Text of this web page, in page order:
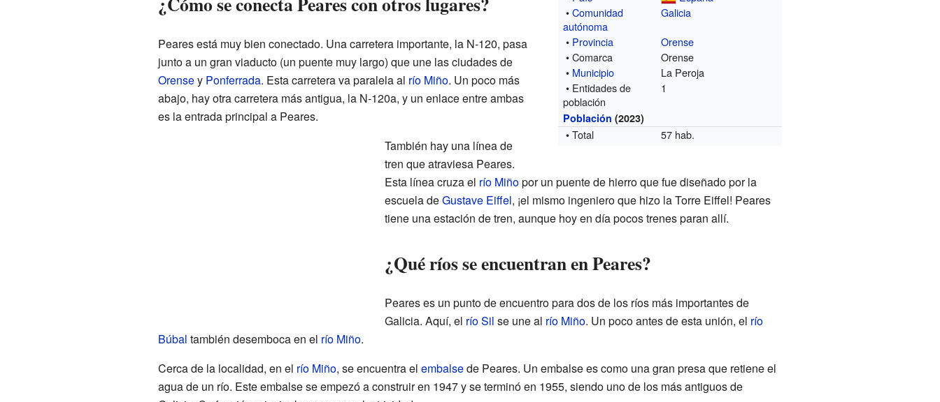
•Comunidad
autónoma
Galicia
• Provincia
Orense
• Comarca
Orense
• Municipio
La Peroja
• Entidades de
población
1
Población (2023)
• Total 57 hab.
Peares está muy bien conectado. Una carretera importante, la N-120, pasa
junto a un gran viaducto (un puente muy largo) que une las ciudades de
Orensey Ponferrada. Esta carretera va paralela al río Miño. Un poco más
abajo, hay otra carretera más antigua, la N-120a, y un enlace entre ambas
es la entrada principal a Peares.
También hay una línea de
tren que atraviesa Peares.
Esta línea cruza el río Miñopor un puente de hierro que fue diseñado por la
escuela deGustave Eiffel, ¡el mismo ingeniero que hizo la Torre Eiffel! Peares
tiene una estación de tren, aunque hoy en día pocos trenes paran allí.
¿Qué ríos se encuentran en Peares?
Peares es un punto de encuentro para dos de los ríos más importantes de
Galicia. Aquí, el río Sil se une al río Miño. Un poco antes de esta unión, el río
Búbal también desemboca en el río Miño.
Cerca de la localidad, en el río Miño, se encuentra el embalsede Peares. Un embalse es como una gran presa que retiene el
agua de un río. Este embalse se empezó a construir en 1947 y se terminó en 1955, siendo uno de los más antiguos de